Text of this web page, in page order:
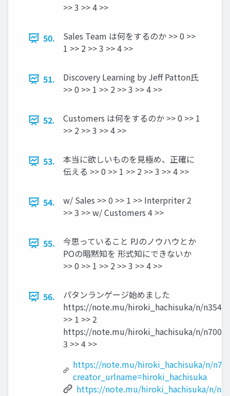
>> 3 >> 4 >>
50.
Sales Team は何をするのか >> 0 >>
1 >> 2 >> 3 >> 4 >>
51.
Discovery Learning by Jeff Patton氏
>> 0 >> 1 >> 2 >> 3 >> 4 >>
52.
Customers は何をするのか >> 0 >> 1
>> 2 >> 3 >> 4 >>
53.
本当に欲しいものを見極め、正確に
伝える >> 0 >> 1 >> 2 >> 3 >> 4 >>
54.
w/ Sales >> 0 >> 1 >> Interpriter 2
>> 3 >> w/ Customers 4 >>
55.
今思っていること PJのノウハウとか
POの暗黙知を 形式知にできないか
>> 0 >> 1 >> 2 >> 3 >> 4 >>
56.
パタンランゲージ始めました
https://note.mu/hiroki_hachisuka/n/
>> 1 >> 2
https://note.mu/hiroki_hachisuka/n/
3 >> 4 >>
https://note.mu/hiroki_hachisuka/n/
creator_urlname=hiroki_hachisuka
https://note.mu/hiroki_hachisuka/n/